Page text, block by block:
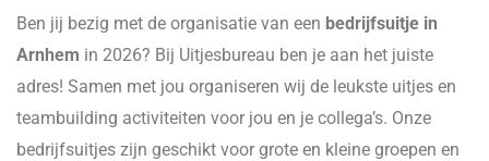
Ben jij bezig met de organisatie van een bedrijfsuitje in
Arnhem in 2026? Bij Uitjesbureau ben je aan het juiste
adres! Samen met jou organiseren wij de leukste uitjes en
teambuilding activiteiten voor jou en je collega’s. Onze
bedrijfsuitjes zijn geschikt voor grote en kleine groepen en